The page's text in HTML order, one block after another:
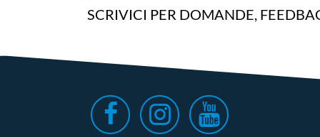
SCRIVICI PER DOMANDE,